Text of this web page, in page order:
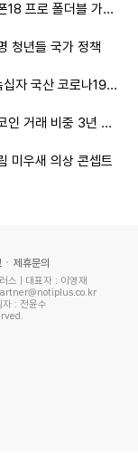
18 프로 폴더블 가변 조
청년들 국가 정책
십자 국산 코로나19
인 거래 비중 3년 만에
미우새 의상 콘셉트
제휴문의
스 | 대표자 : 이영재
: 전윤수